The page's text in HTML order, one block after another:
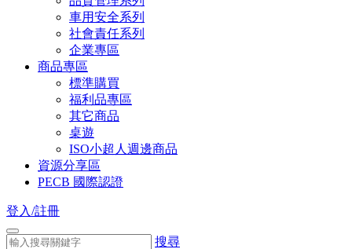
車用安全系列
社會責任系列
企業專區
商品專區
標準購買
福利品專區
其它商品
桌遊
ISO小超人週邊商品
資源分享區
PECB 國際認證
登入/註冊
搜尋